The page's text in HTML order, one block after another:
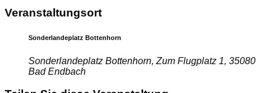
Veranstaltungsort
Sonderlandeplatz Bottenhorn
Sonderlandeplatz Bottenhorn, Zum Flugplatz 1, 35080
Bad Endbach